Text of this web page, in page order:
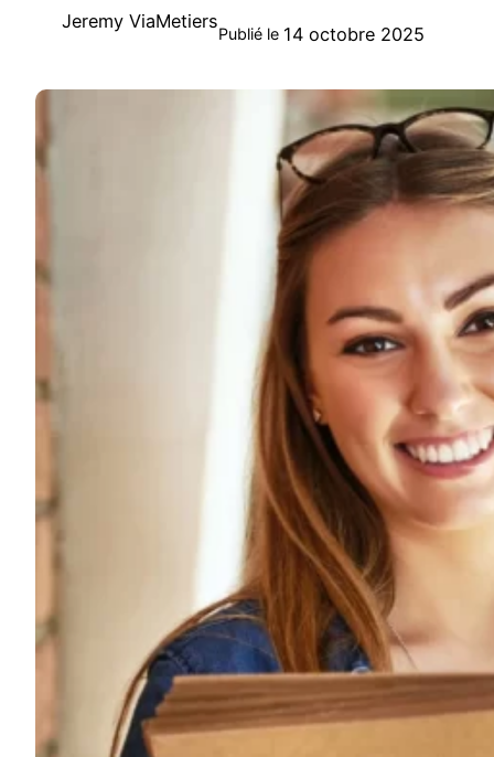
Jeremy ViaMetiers
Publié le 14 octobre 2025